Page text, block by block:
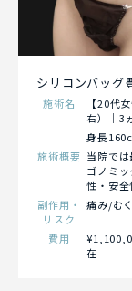
シリコンバッグ
施術名
【20代
右）｜3
身長
施術概要 当院で
ゴノミ
性・安全
副作用・
リスク
痛み/む
費用
在